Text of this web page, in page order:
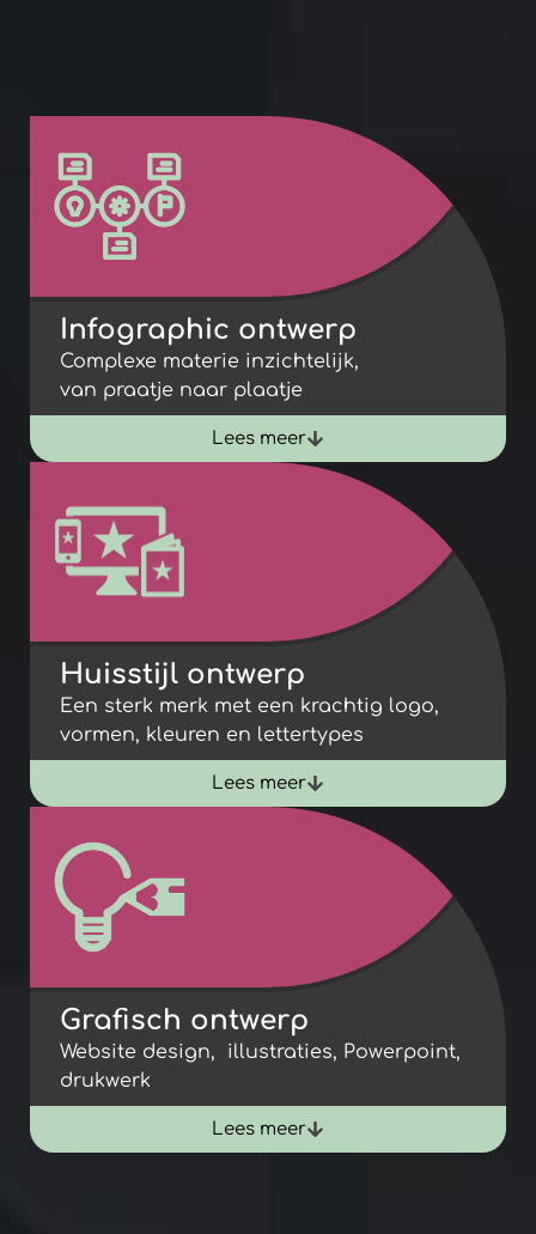
Complexe materie inzichtelijk,
van praatje naar plaatje
Infographic ontwerp
Lees meer
Een sterk merk met een krachtig logo,
vormen, kleuren en lettertypes
Huisstijl ontwerp
Lees meer
Website design, illustraties, Powerpoint,
drukwerk
Grafisch ontwerp
Lees meer